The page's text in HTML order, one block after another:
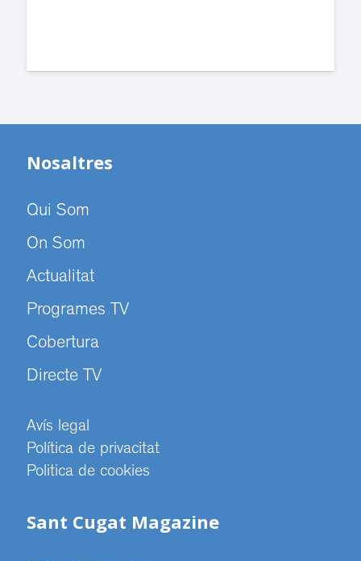
Nosaltres
Qui Som
On Som
Actualitat
Programes TV
Cobertura
Directe TV
Avís legal
Política de privacitat
Politica de cookies
Sant Cugat Magazine